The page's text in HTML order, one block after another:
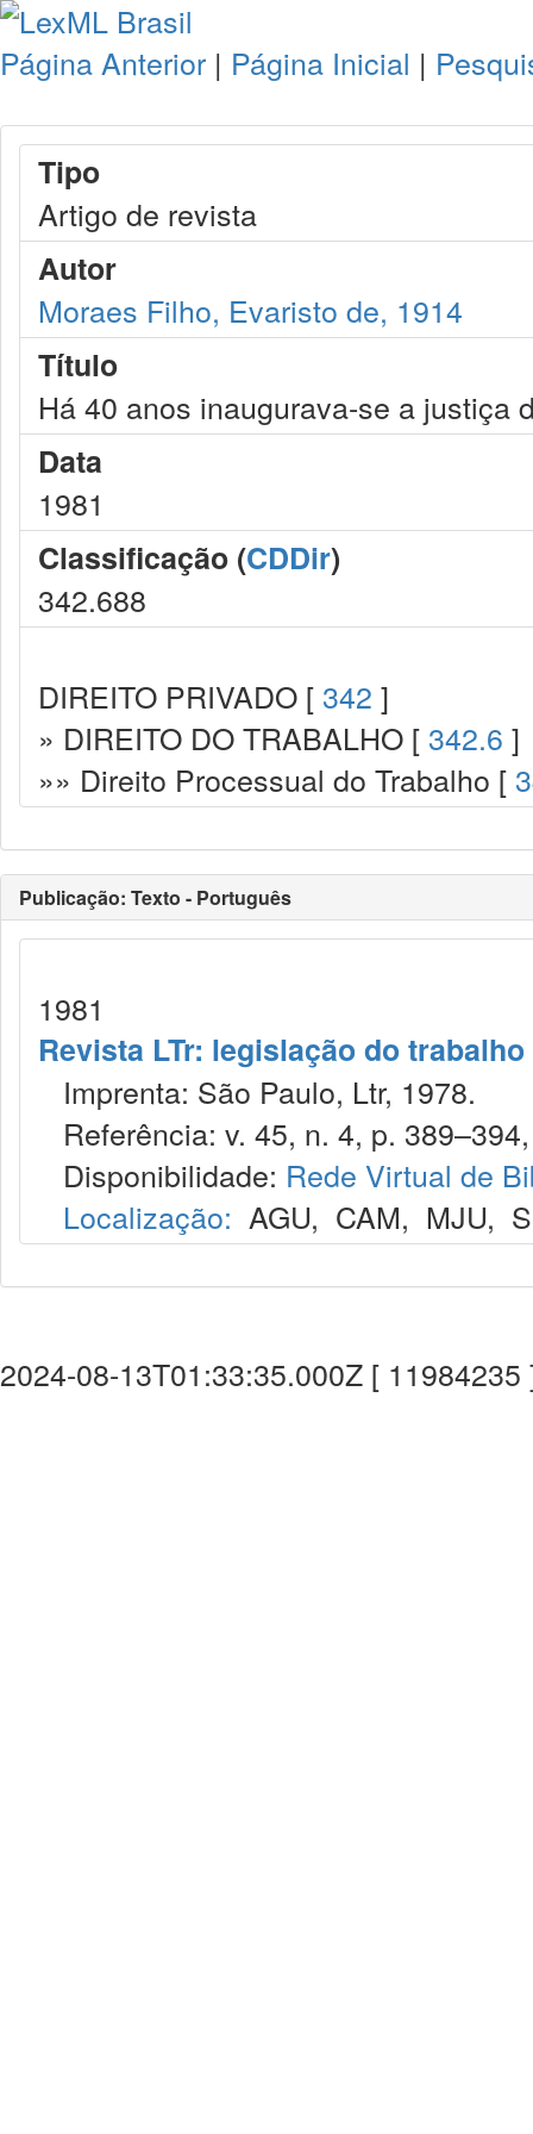
Página Anterior | Página Inicial |
Tipo
Artigo de revista
Autor
Moraes Filho, Evaristo de, 1914
Título
Há 40 anos inaugurava-se a justiça
Data
1981
Classificação (CDDir)
342.688
DIREITO PRIVADO [ 342 ]
» DIREITO DO TRABALHO [ 342.6 ]
»» Direito Processual do Trabalho [
Publicação: Texto - Português
1981
Revista LTr: legislação do trabalho
Imprenta: São Paulo, Ltr, 1978.
Referência: v. 45, n. 4, p.
Disponibilidade: Rede Virtual de
Localização: AGU, CAM, MJU,
2024-08-13T01:33:35.000Z [ 11984235